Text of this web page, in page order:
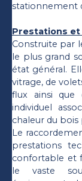
stationnement
Prestations
Construite par
le plus grand
état général.
vitrage, de
flux ainsi que
individuel
chaleur du bois
Le
prestations
confortable et
le vaste